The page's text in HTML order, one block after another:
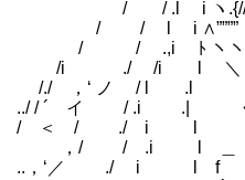
/ / .l i ヽ.{////ﾉ {////ﾉ
/ / l i ∧””””
/ / .,i ﾄ
/i ./ /i l
/./ ，‘ ノ
../ / ´ イ / .i .|
/ ＜ / ./ i l .]
，/ / .i l
..，‘／ ./ i l